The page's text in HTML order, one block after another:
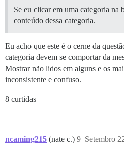
Se eu clicar em uma categoria na
conteúdo dessa categoria.
Eu acho que este é o cerne da
categoria devem se comportar da
Mostrar não lidos em alguns e os
inconsistente e confuso.
8 curtidas
ncaming215 (nate c.) Setembro
9